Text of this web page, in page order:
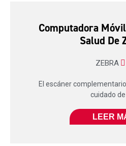
Computadora
Salud De
ZEBRA
El escáner
cuidado de
LEER